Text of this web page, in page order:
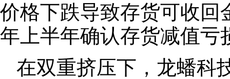
价格下跌导致存货可收回
年上半年确认存货减值亏
在双重挤压下，龙蟠科